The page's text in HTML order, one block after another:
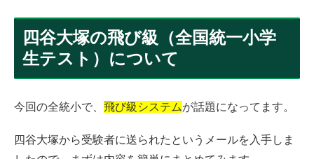
四谷大塚の飛び級（全国統一小学
生テスト）について
今回の全統小で、 飛び級システムが話題になってます。
四谷大塚から受験者に送られたというメールを入手しま